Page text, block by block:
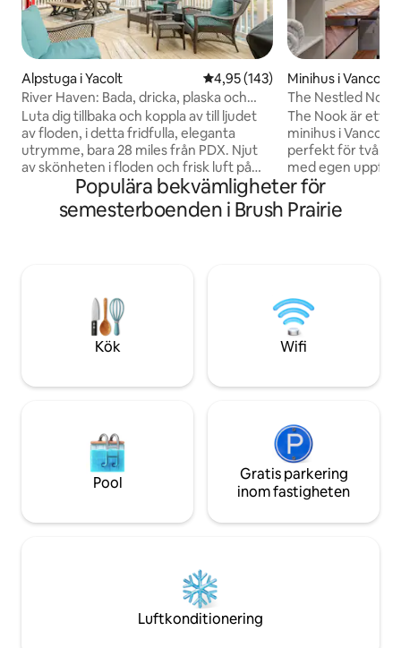
Alpstuga i Yacolt 4,95 av 5 i genomsnittligt
4,95 (143)
River Haven: Bada, dricka, plaska och
stanna ett tag!
Luta dig tillbaka och koppla av till ljudet
av floden, i detta fridfulla, eleganta
utrymme, bara 28 miles från PDX. Njut
av skönheten i floden och frisk luft på
däck, vandra eller gå över gatan för
vinprovning. Stanna hemma och koppla
av vid din brasa eller bege dig ut för en
videospel och mycket mer! Vila, slappna
av föryngra dig, du förtjänar det! Lägg till
oss i din önskelista nu, så att du kan hitta
Minihus i
The Nestled Nook
The Nook är ett
minihus i
perfekt för två.
med egen
avskildhet men
I-205 och PDX
inkluderar ett
genomtänkt
komfort i åtanke
platsen för att
batterierna och
Populära bekvämligheter för
semesterboenden i Brush Prairie
Kök Wifi
Pool
Gratis parkering
inom fastigheten
Luftkonditionering